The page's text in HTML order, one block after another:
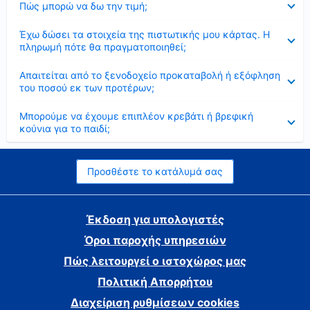
Πώς μπορώ να δω την τιμή;
Έχω δώσει τα στοιχεία της πιστωτικής μου κάρτας. Η
πληρωμή πότε θα πραγματοποιηθεί;
Απαιτείται από το ξενοδοχείο προκαταβολή ή εξόφληση
του ποσού εκ των προτέρων;
Μπορούμε να έχουμε επιπλέον κρεβάτι ή βρεφική
κούνια για το παιδί;
Προσθέστε το κατάλυμά σας
Έκδοση για υπολογιστές
Όροι παροχής υπηρεσιών
Πώς λειτουργεί ο ιστοχώρος μας
Πολιτική Απορρήτου
Διαχείριση ρυθμίσεων cookies